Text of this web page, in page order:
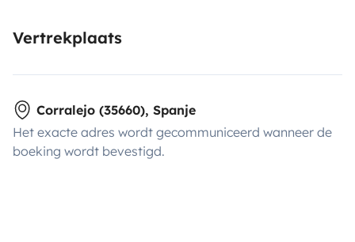
Vertrekplaats
Corralejo (35660), Spanje
Het exacte adres wordt gecommuniceerd wanneer de
boeking wordt bevestigd.